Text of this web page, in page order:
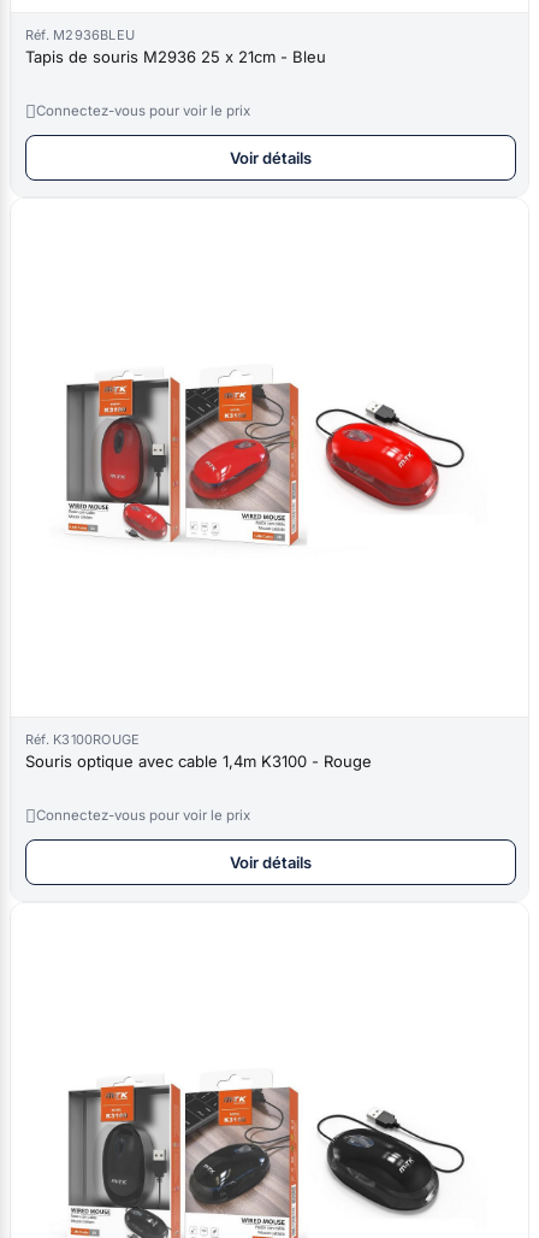
Réf. M2936BLEU
Tapis de souris M2936 25 x 21cm - Bleu
Connectez-vous pour voir le prix
Voir détails
Réf. K3100ROUGE
Souris optique avec cable 1,4m K3100 - Rouge
Connectez-vous pour voir le prix
Voir détails